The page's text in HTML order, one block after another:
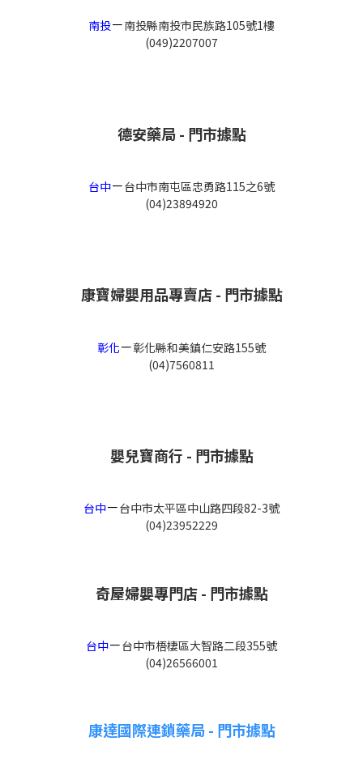
南投－南投縣南投市民族路105號1樓
(049)2207007
德安藥局 - 門市據點
台中－台中市南屯區忠勇路115之6號
(04)23894920
康寶婦嬰用品專賣店 - 門市據點
彰化－彰化縣和美鎮仁安路155號
(04)7560811
嬰兒寶商行 - 門市據點
台中－台中市太平區中山路四段82-3號
(04)23952229
奇屋婦嬰專門店 - 門市據點
台中－台中市梧棲區大智路二段355號
(04)26566001
康達國際連鎖藥局 - 門市據點